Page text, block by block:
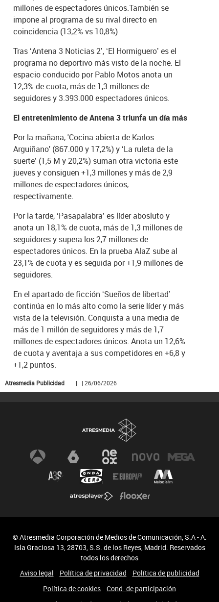
millones de espectadores únicos.También se
impone al programa de su rival directo en
coincidencia (13,2% vs 10,8%)
Tras ‘Antena 3 Noticias 2’, ‘El Hormiguero’ es el
programa no deportivo más visto de la noche. El
espacio conducido por Pablo Motos anota un
12,3% de cuota, más de 1,3 millones de
seguidores y 3.393.000 espectadores únicos.
El entretenimiento de Antena 3 triunfa un día más
Por la mañana, 'Cocina abierta de Karlos
Arguiñano' (867.000 y 17,2%) y ‘La ruleta de la
suerte’ (1,5 M y 20,2%) suman otra victoria este
jueves y consiguen +1,3 millones y más de 2,9
millones de espectadores únicos,
respectivamente.
Por la tarde, ‘Pasapalabra’ es líder abosluto y
anota un 18,1% de cuota, más de 1,3 millones de
seguidores y supera los 2,7 millones de
espectadores únicos. En la prueba AlaZ sube al
23,1% de cuota y es seguida por +1,9 millones de
seguidores.
En el apartado de ficción ‘Sueños de libertad’
continúa en lo más alto como la serie líder y más
vista de la televisión. Conquista a una media de
más de 1 millón de seguidores y más de 1,7
millones de espectadores únicos. Anota un 12,6%
de cuota y aventaja a sus competidores en +6,8 y
+1,2 puntos.
Atresmedia Publicidad | | 26/06/2026
© Atresmedia Corporación de Medios de Comunicación, S.A - A.
Isla Graciosa 13, 28703, S.S. de los Reyes, Madrid. Reservados
todos los derechos
Aviso legal
Política de privacidad
Política de publicidad
Política de cookies
Cond. de participación